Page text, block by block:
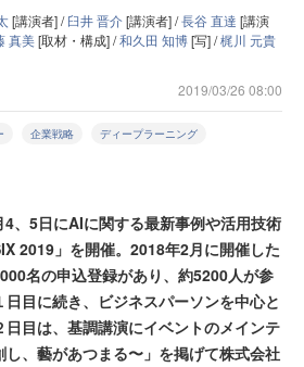
[講演者] /臼井 晋介[講演者] /長谷 直達 [講演
真美[取材・構成] /和久田 知博[写] /梶川 元貴
2019/03/26 08:00
企業戦略 ディープラーニング
、5日にAIに関する最新事例や活用技術
2019」を開催。2018年2月に開催した
名の申込登録があり、約5200人が参
目に続き、ビジネスパーソンを中心と
目は、基調講演にイベントのメインテ
、藝があつまる〜」を掲げて株式会社